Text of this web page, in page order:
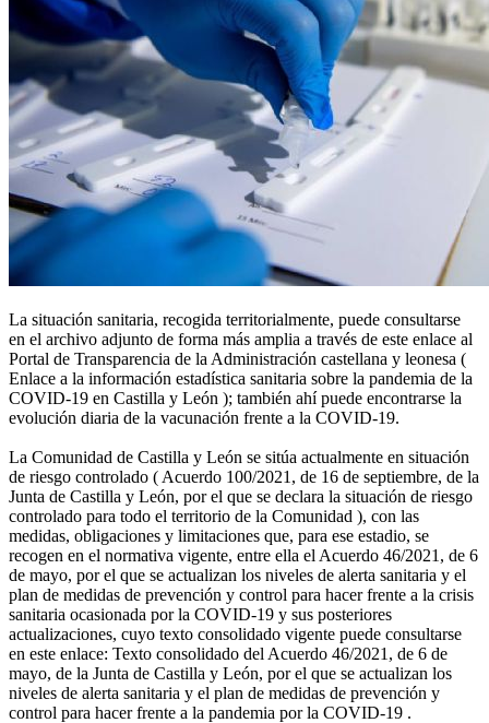
La situación sanitaria, recogida territorialmente, puede consultarse
en el archivo adjunto de forma más amplia a través de este enlace al
Portal de Transparencia de la Administración castellana y leonesa (
Enlace a la información estadística sanitaria sobre la pandemia de la
COVID-19 en Castilla y León ); también ahí puede encontrarse la
evolución diaria de la vacunación frente a la COVID-19.
La Comunidad de Castilla y León se sitúa actualmente en situación
de riesgo controlado ( Acuerdo 100/2021, de 16 de septiembre, de la
Junta de Castilla y León, por el que se declara la situación de riesgo
controlado para todo el territorio de la Comunidad ), con las
medidas, obligaciones y limitaciones que, para ese estadio, se
recogen en el normativa vigente, entre ella el Acuerdo 46/2021, de 6
de mayo, por el que se actualizan los niveles de alerta sanitaria y el
plan de medidas de prevención y control para hacer frente a la crisis
sanitaria ocasionada por la COVID-19 y sus posteriores
actualizaciones, cuyo texto consolidado vigente puede consultarse
en este enlace: Texto consolidado del Acuerdo 46/2021, de 6 de
mayo, de la Junta de Castilla y León, por el que se actualizan los
niveles de alerta sanitaria y el plan de medidas de prevención y
control para hacer frente a la pandemia por la COVID-19 .